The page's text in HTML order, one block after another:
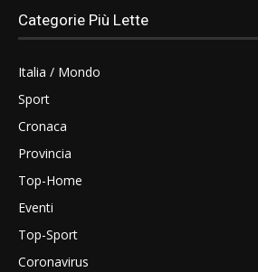
Categorie Più Lette
Italia / Mondo
Sport
Cronaca
Provincia
Top-Home
Eventi
Top-Sport
Coronavirus